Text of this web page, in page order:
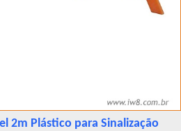
2m Plástico para Sinalização